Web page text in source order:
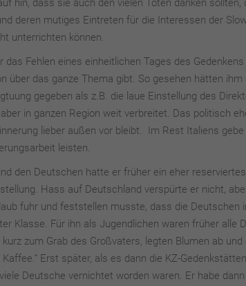
hin, dass sie auch den vielen Toten danken
deren mutiges Eintreten für die Interessen der
unterrichten können.
das Fehlen eines einheitlichen Tages des
über das ganze Thema gibt. So gesehen hätten
gegeben als z.B. die laue Einstellung des
in ganzen Region weit verbreitet. Das politisch
lieber außen vor bleibt. Im Rest Italiens
leisten.
den Deutschen hatte er früher ein eher
Hass auf Deutschland verspürte er nicht,
fuhr und feststellen musste, dass die
Klasse. Für ihn als Jugendlichen waren früher
zum Grab des Großvaters, legten Blumen ab
Erst später, als es dann die KZ-
Deutsche vernichtet worden waren. Er habe